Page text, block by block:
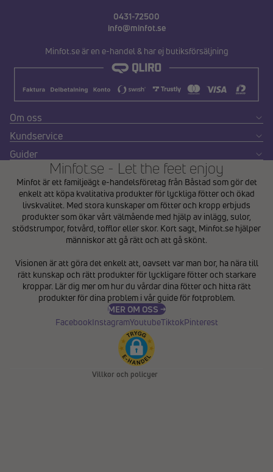
0431-72500
info@minfot.se
Minfot.se är en e-handel & har ej butiksförsäljning
Om oss
Kundservice
Guider
Minfot.se - Let the feet enjoy
Minfot är ett familjeägt e-handelsföretag från Båstad som gör det
enkelt att köpa kvalitativa produkter för lyckliga fötter och ökad
livskvalitet. Med stora kunskaper om fötter och kropp erbjuds
produkter som ökar vårt välmående med hjälp av inlägg, sulor,
stödstrumpor, fotvård, tofflor eller skor. Kort sagt, Minfot.se hjälper
människor att gå rätt och att gå skönt.
Visionen är att göra det enkelt att, oavsett var man bor, ha nära till
rätt kunskap och rätt produkter för lyckligare fötter och starkare
kroppar. Lär dig mer om hur du vårdar dina fötter och hitta rätt
produkter för dina problem i vårguide för fotproblem.
MER OM OSS →
FacebookInstagramYoutubeTiktokPinterest
Villkor och policyer
Återbetalningspolicy
Användarvillkor
Fraktpolicy
Kontaktinformation
Avbeställningspolicy
Rättsligt meddelande